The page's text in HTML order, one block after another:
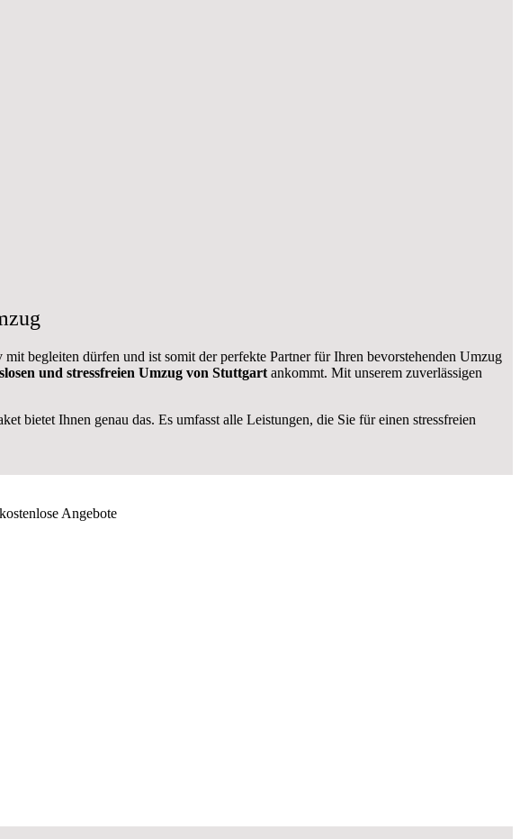
begleiten dürfen und ist somit der perfekte Partner für Ihren bevorstehenden Umzug
und stressfreien Umzug von Stuttgart ankommt. Mit unserem zuverlässigen
bietet Ihnen genau das. Es umfasst alle Leistungen, die Sie für einen stressfreien
Angebote